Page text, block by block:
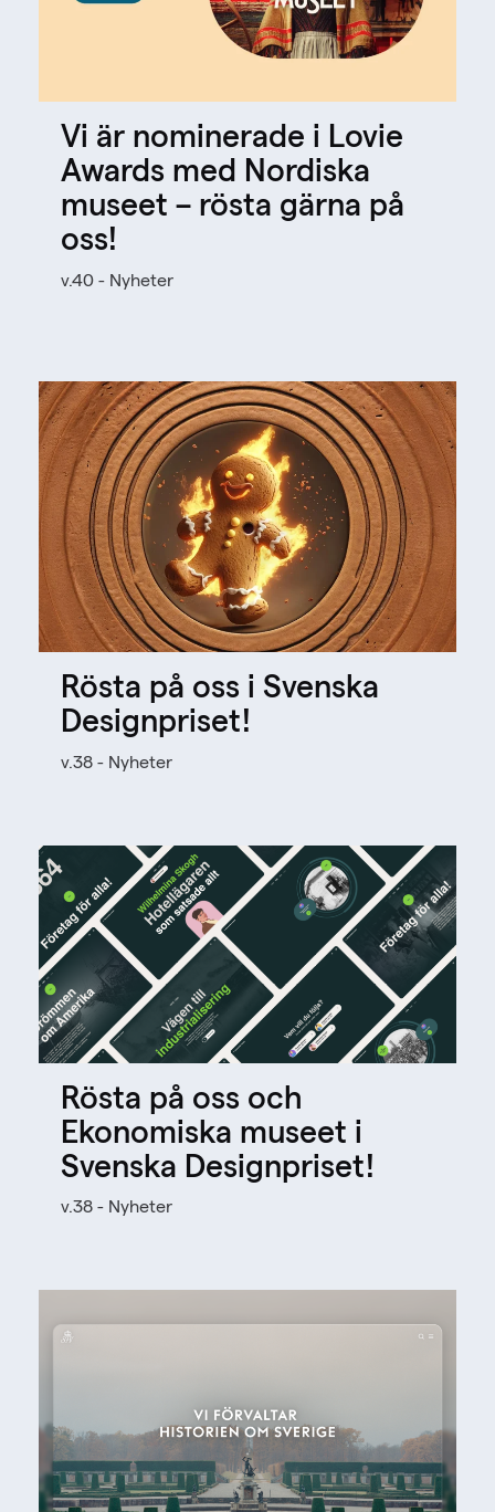
Vi är nominerade i Lovie
Awards med Nordiska
museet – rösta gärna på
oss!
v.40 - Nyheter
Rösta på oss i Svenska
Designpriset!
v.38 - Nyheter
Rösta på oss och
Ekonomiska museet i
Svenska Designpriset!
v.38 - Nyheter